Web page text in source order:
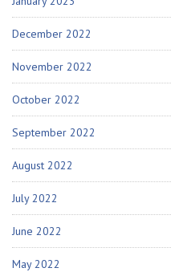
December 2022
November 2022
October 2022
September 2022
August 2022
July 2022
June 2022
May 2022